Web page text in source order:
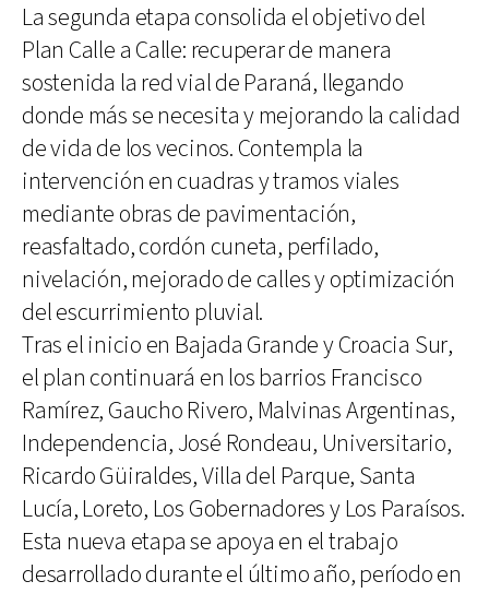
La segunda etapa consolida el objetivo del
Plan Calle a Calle: recuperar de manera
sostenida la red vial de Paraná, llegando
donde más se necesita y mejorando la calidad
de vida de los vecinos. Contempla la
intervención en cuadras y tramos viales
mediante obras de pavimentación,
reasfaltado, cordón cuneta, perfilado,
nivelación, mejorado de calles y optimización
del escurrimiento pluvial.
Tras el inicio en Bajada Grande y Croacia Sur,
el plan continuará en los barrios Francisco
Ramírez, Gaucho Rivero, Malvinas Argentinas,
Independencia, José Rondeau, Universitario,
Ricardo Güiraldes, Villa del Parque, Santa
Lucía, Loreto, Los Gobernadores y Los Paraísos.
Esta nueva etapa se apoya en el trabajo
desarrollado durante el último año, período en